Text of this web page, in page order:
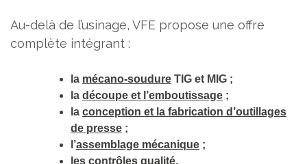
Au-delà de l’usinage, VFE propose une offre
complète intégrant :
la mécano-soudure TIG et MIG ;
la découpe et l’emboutissage ;
la conception et la fabrication d’outillages
de presse ;
l’assemblage mécanique ;
les contrôles qualité.